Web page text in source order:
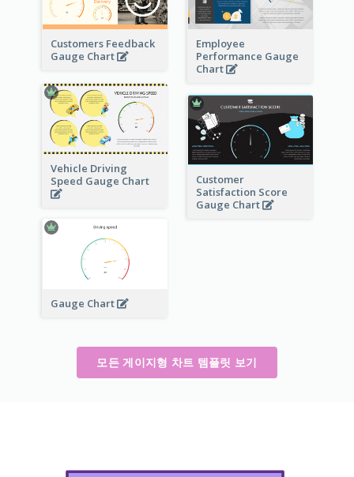
Customers Feedback
Gauge Chart
Employee
Performance Gauge
Chart
Vehicle Driving
Speed Gauge Chart
Customer
Satisfaction Score
Gauge Chart
Gauge Chart
모든 게이지형 차트 템플릿 보기